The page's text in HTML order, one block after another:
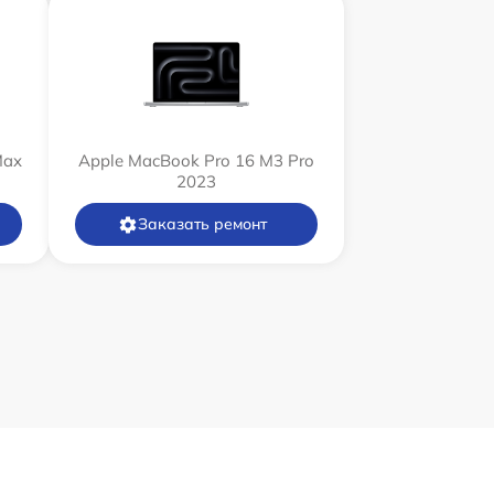
Apple MacBook Pro 16 M3 Pro
2023
Заказать ремонт